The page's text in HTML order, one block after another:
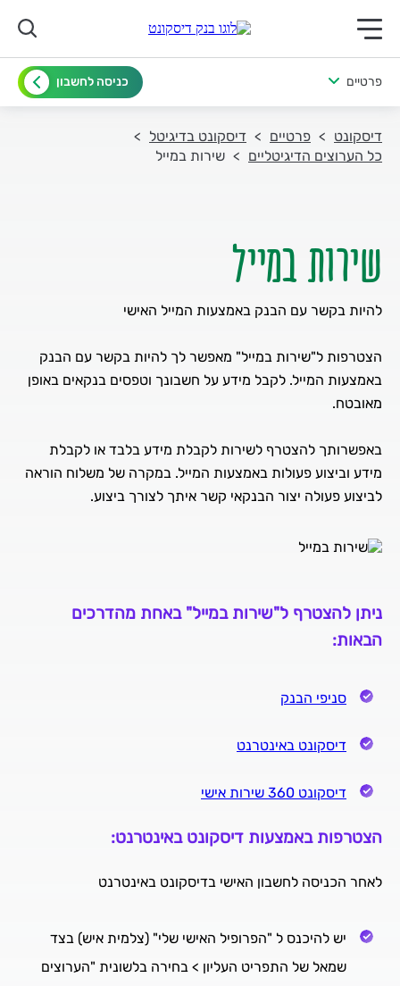
תפריט ראשי לנייד
פרטיים כניסה לחשבון
דיסקונט פרטיים
דיסקונט בדיגיטל
כל הערוצים הדיגיטליים
שירות במייל
שירות במייל
הצטרפות ל"שירות במייל" מאפשר לך להיות בקשר עם הבנק
באמצעות המייל. לקבל מידע על חשבונך וטפסים בנקאים באופן
באפשרותך להצטרף לשירות לקבלת מידע בלבד או לקבלת
מידע וביצוע פעולות באמצעות המייל. במקרה של משלוח הוראה
לביצוע פעולה יצור הבנקאי קשר איתך לצורך ביצוע.
ניתן להצטרף ל"שירות במייל" באחת מהדרכים
הבאות:
סניפי הבנק
דיסקונט באינטרנט
דיסקונט 360 שירות אישי
הצטרפות באמצעות דיסקונט באינטרנט:
לאחר הכניסה לחשבון האישי בדיסקונט באינטרנט
יש להיכנס ל "הפרופיל האישי שלי" (צלמית איש) בצד
שמאל של התפריט העליון > בחירה בלשונית "הערוצים